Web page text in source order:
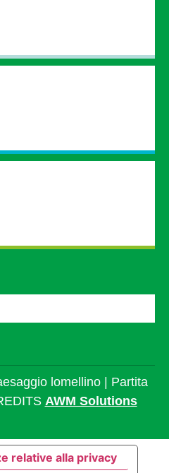
lomellino | Partita
AWM Solutions
relative alla privacy